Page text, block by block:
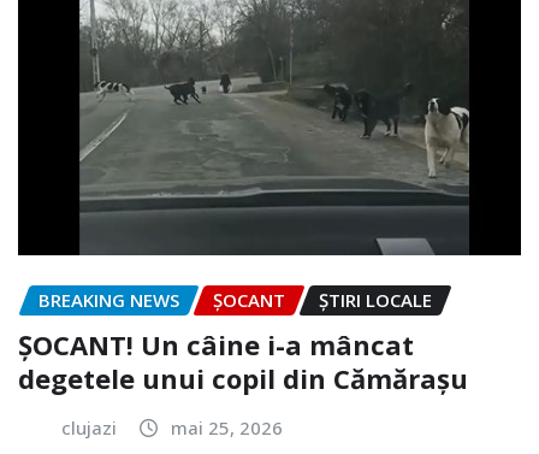
BREAKING NEWS ȘOCANT ȘTIRI LOCALE
ȘOCANT! Un câine i-a mâncat
degetele unui copil din Cămărașu
clujazi mai 25, 2026